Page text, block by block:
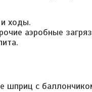
ходы.
аэробные
шприц с